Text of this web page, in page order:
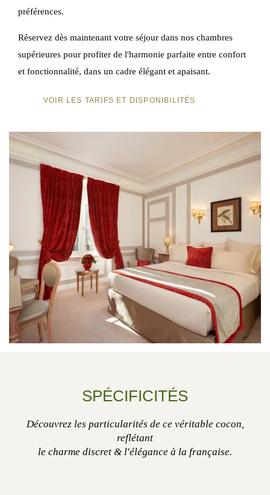
préférences.
Réservez dès maintenant votre séjour dans nos chambres
supérieures pour profiter de l'harmonie parfaite entre confort
et fonctionnalité, dans un cadre élégant et apaisant.
VOIR LES TARIFS ET DISPONIBILITÉS
SPÉCIFICITÉS
Découvrez les particularités de ce véritable cocon,
reflétant
le charme discret & l'élégance à la française.